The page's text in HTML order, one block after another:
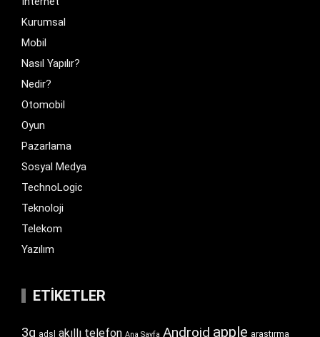
Kurumsal
Mobil
Nasıl Yapılır?
Nedir?
Otomobil
Oyun
Pazarlama
Sosyal Medya
TechnoLogic
Teknoloji
Telekom
Yazılım
ETIKETLER
3g adsl akıllı telefon Ana Sayfa Android apple araştırma